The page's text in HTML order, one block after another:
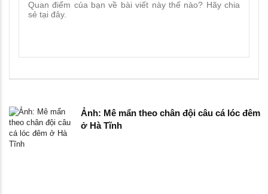
Ảnh: Mê mẩn theo chân đội câu cá lóc đêm
ở Hà Tĩnh